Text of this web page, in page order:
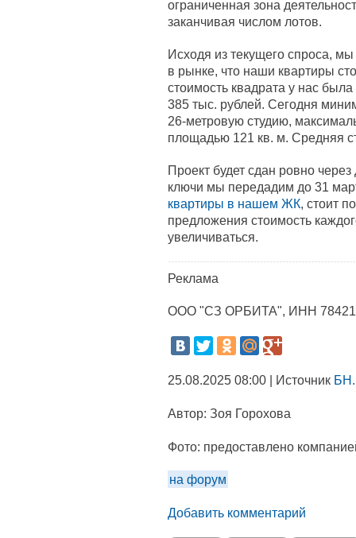
ограниченная зона
заканчивая числом лотов.
Исходя из текущего спроса,
в рынке, что наши квартиры
стоимость квадрата у нас
385 тыс. рублей. Сегодня
26-метровую студию,
площадью 121 кв. м. Средняя
Проект будет сдан ровно
ключи мы передадим до 31
квартиры в нашем ЖК, стоит
предложения стоимость
увеличиваться.
Реклама
ООО "СЗ ОРБИТА", ИНН
25.08.2025 08:00 | Источник
Автор: Зоя Горохова
Фото: предоставлено
на форум
Добавить комментарий